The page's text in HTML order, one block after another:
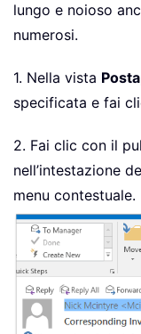
lungo e noioso
numerosi.
1. Nella vista Posta
specificata e fai
2. Fai clic con il
nell’intestazione
menu contestuale.